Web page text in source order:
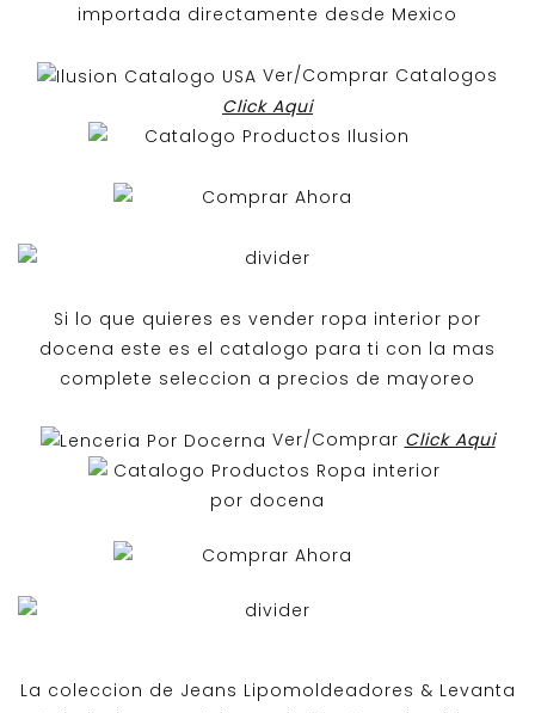
importada directamente desde Mexico
Ver/Comprar Catalogos
Click Aqui
Si lo que quieres es vender ropa interior por
docena este es el catalogo para ti con la mas
complete seleccion a precios de mayoreo
Ver/Comprar Click Aqui
La coleccion de Jeans Lipomoldeadores & Levanta